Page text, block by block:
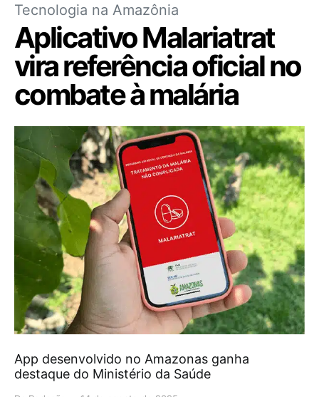
Tecnologia na Amazônia
Aplicativo Malariatrat
vira referência oficial no
combate à malária
App desenvolvido no Amazonas ganha
destaque do Ministério da Saúde